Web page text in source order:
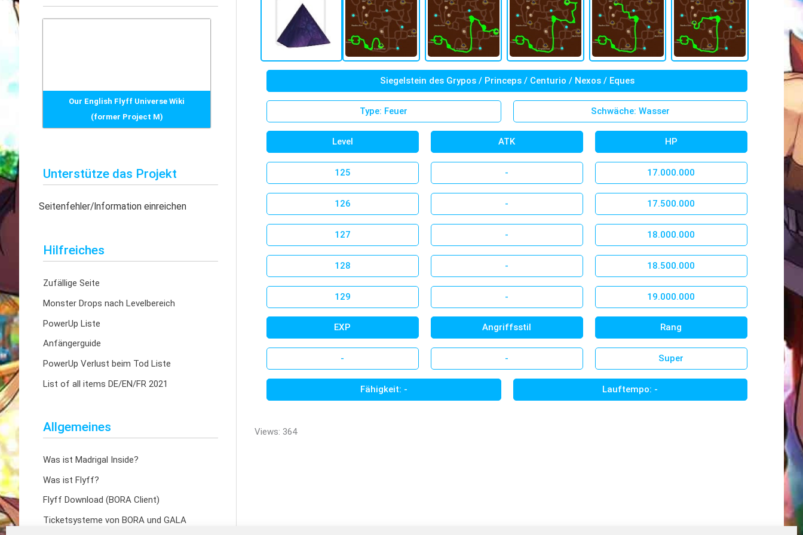
h
e
c
:
Our English Flyff Universe Wiki
(former Project M)
Unterstütze das Projekt
Seitenfehler/Information einreichen
Hilfreiches
Zufällige Seite
Monster Drops nach Levelbereich
PowerUp Liste
Anfängerguide
PowerUp Verlust beim Tod Liste
List of all items DE/EN/FR 2021
Allgemeines
Was ist Madrigal Inside?
Was ist Flyff?
Flyff Download (BORA Client)
Ticketsysteme von BORA und GALA
Siegelstein des Grypos / Princeps / Centurio / Nexos / Eques
Type: Feuer Schwäche: Wasser
Level
125
126
127
128
129
ATK
-
-
-
-
-
HP
17.000.000
17.500.000
18.000.000
18.500.000
19.000.000
EXP
-
Angriffsstil
-
Rang
Super
Fähigkeit: - Lauftempo: -
Views: 364